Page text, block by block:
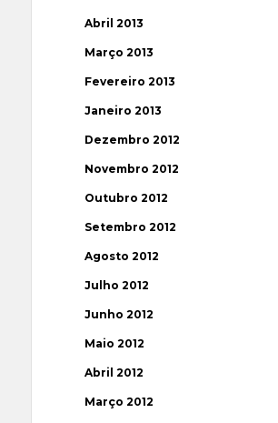
Abril 2013
Março 2013
Fevereiro 2013
Janeiro 2013
Dezembro 2012
Novembro 2012
Outubro 2012
Setembro 2012
Agosto 2012
Julho 2012
Junho 2012
Maio 2012
Abril 2012
Março 2012